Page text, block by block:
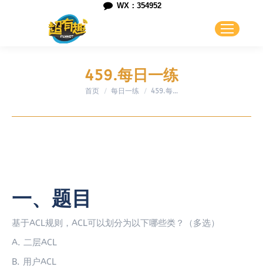
WX：354952
459.每日一练
您在这里：
首页 每日一练 459.每…
一、题目
基于ACL规则，ACL可以划分为以下哪些类？（多选）
A. 二层ACL
B. 用户ACL